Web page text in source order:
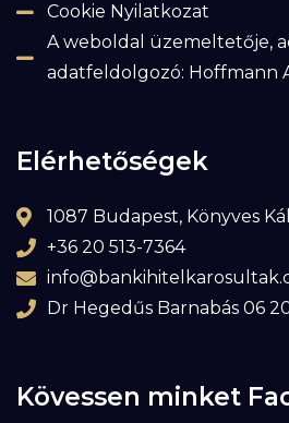
Cookie Nyilatkozat
A weboldal üzemeltetője,
adatfeldolgozó: Hoffmann
Elérhetőségek
1087 Budapest, Könyves
+36 20 513-7364
Dr Hegedűs Barnabás 06
Kövessen minket